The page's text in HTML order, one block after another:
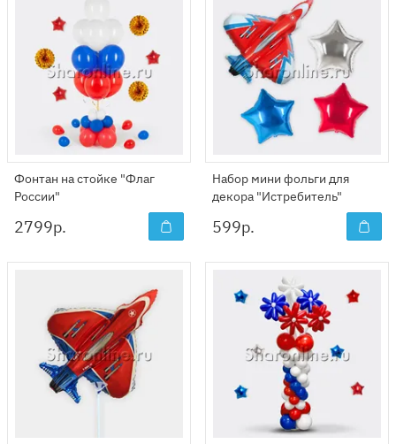
Фонтан на стойке "Флаг
России"
2799р.
Набор мини фольги для
декора "Истребитель"
599р.